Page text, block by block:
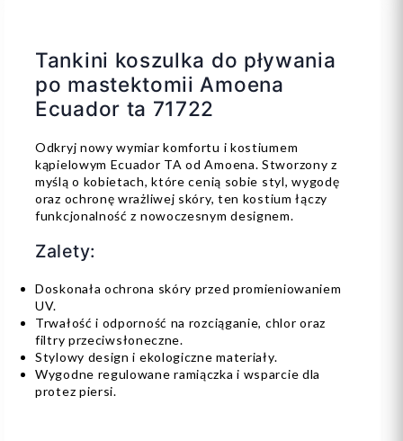
Tankini koszulka do pływania
po mastektomii Amoena
Ecuador ta 71722
Odkryj nowy wymiar komfortu i kostiumem
kąpielowym Ecuador TA od Amoena. Stworzony z
myślą o kobietach, które cenią sobie styl, wygodę
oraz ochronę wrażliwej skóry, ten kostium łączy
funkcjonalność z nowoczesnym designem.
Zalety:
Doskonała ochrona skóry przed promieniowaniem
UV.
Trwałość i odporność na rozciąganie, chlor oraz
filtry przeciwsłoneczne.
Stylowy design i ekologiczne materiały.
Wygodne regulowane ramiączka i wsparcie dla
protez piersi.